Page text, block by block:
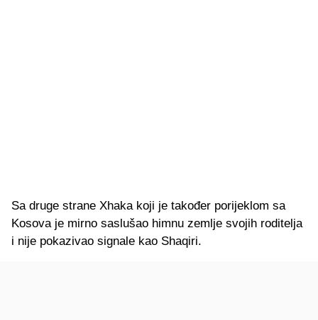
Sa druge strane Xhaka koji je također porijeklom sa
Kosova je mirno saslušao himnu zemlje svojih roditelja
i nije pokazivao signale kao Shaqiri.